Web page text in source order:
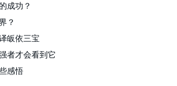
成功？
？
皈依三宝
者才会看到它
感悟